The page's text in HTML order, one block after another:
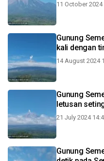
11 October 2024
Gunung
kali dengan
14 August 2024
Gunung
letusan
21 July 2024
Gunung